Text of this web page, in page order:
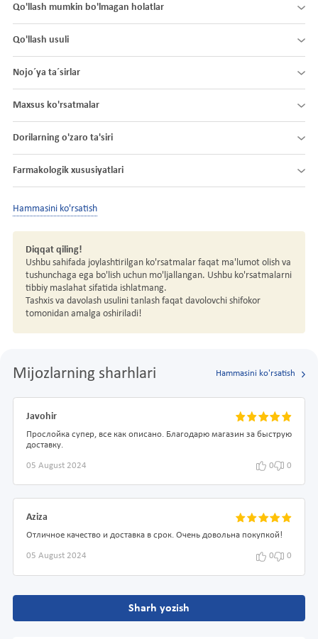
Qo'llash mumkin bo'lmagan holatlar
Qo'llash usuli
Nojo´ya ta´sirlar
Maxsus ko'rsatmalar
Dorilarning o'zaro ta'siri
Farmakologik xususiyatlari
Hammasini ko'rsatish
Diqqat qiling!
Ushbu sahifada joylashtirilgan ko'rsatmalar faqat ma'lumot olish va
tushunchaga ega bo'lish uchun mo'ljallangan. Ushbu ko'rsatmalarni
tibbiy maslahat sifatida ishlatmang.
Tashxis va davolash usulini tanlash faqat davolovchi shifokor
tomonidan amalga oshiriladi!
Mijozlarning sharhlari Hammasini ko'rsatish
Javohir
Прослойка супер, все как описано. Благодарю магазин за быструю
доставку.
05 August 2024 0 0
Aziza
Отличное качество и доставка в срок. Очень довольна покупкой!
05 August 2024 0 0
Sharh yozish